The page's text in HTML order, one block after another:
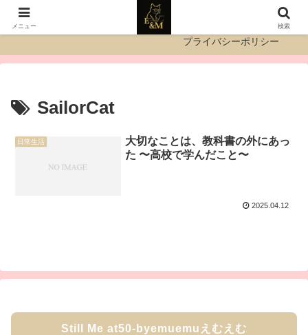
プライバシーポリシー
SailorCat
日常生活
大切なことは、教科書の外にあっ
た 〜高校で学んだこと〜
2025.04.12
Still Me at50-byemuemuえむえむ
メニュー 検索